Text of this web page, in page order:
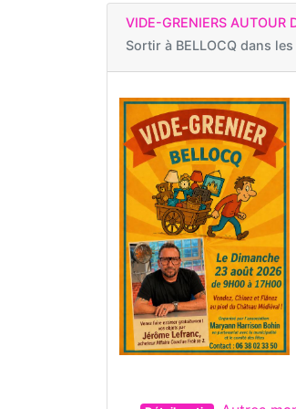
VIDE-GRENIERS AUTOUR
Sortir à BELLOCQ dans